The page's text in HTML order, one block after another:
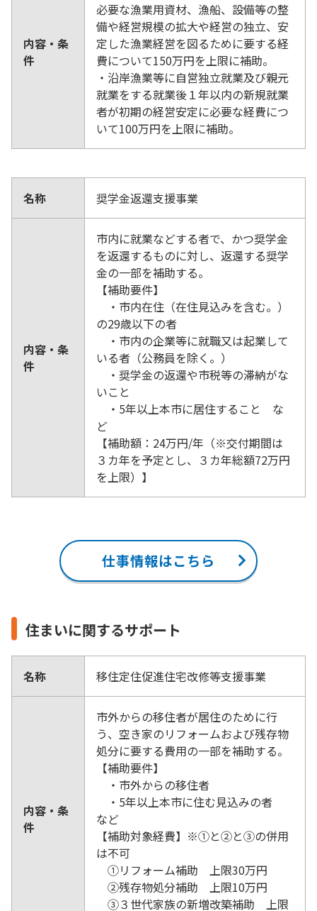
内容・条
件
必要な漁業用資材、漁船、設備等の整
備や経営規模の拡大や経営の独立、安
定した漁業経営を図るために要する経
費について150万円を上限に補助。
・沿岸漁業等に自営独立就業及び親元
就業をする就業後１年以内の新規就業
者が初期の経営安定に必要な経費につ
いて100万円を上限に補助。
名称 奨学金返還支援事業
内容・条
件
市内に就業などする者で、かつ奨学金
を返還するものに対し、返還する奨学
金の一部を補助する。
【補助要件】
・市内在住（在住見込みを含む。）
の29歳以下の者
・市内の企業等に就職又は起業して
いる者（公務員を除く。）
・奨学金の返還や市税等の滞納がな
いこと
・5年以上本市に居住すること な
ど
【補助額：24万円/年（※交付期間は
３カ年を予定とし、３カ年総額72万円
を上限）】
仕事情報はこちら
住まいに関するサポート
名称 移住定住促進住宅改修等支援事業
内容・条
件
市外からの移住者が居住のために行
う、空き家のリフォームおよび残存物
処分に要する費用の一部を補助する。
【補助要件】
・市外からの移住者
・5年以上本市に住む見込みの者
など
【補助対象経費】※①と②と③の併用
は不可
①リフォーム補助 上限30万円
②残存物処分補助 上限10万円
③３世代家族の新増改築補助 上限